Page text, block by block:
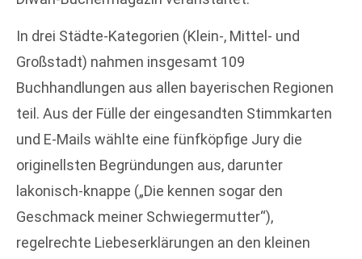
In drei Städte-Kategorien (Klein-, Mittel- und
Großstadt) nahmen insgesamt 109
Buchhandlungen aus allen bayerischen Regionen
teil. Aus der Fülle der eingesandten Stimmkarten
und E-Mails wählte eine fünfköpfige Jury die
originellsten Begründungen aus, darunter
lakonisch-knappe („Die kennen sogar den
Geschmack meiner Schwiegermutter“),
regelrechte Liebeserklärungen an den kleinen